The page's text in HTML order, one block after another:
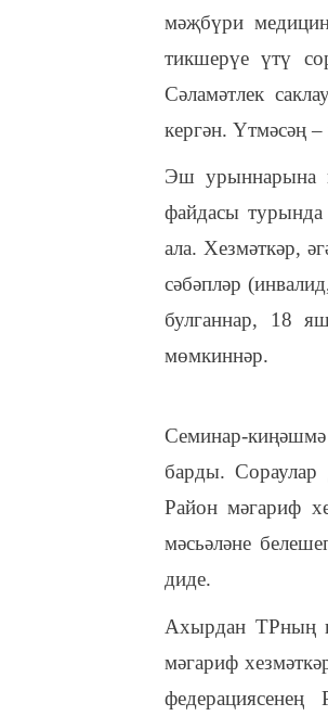
мәҗбүри
тикшерүе үтү
Сәламәтлек
кергән. Үтмәсәң
Эш урыннарына
файдасы турында
ала. Хезмәткәр,
сәбәпләр
булганнар, 18
мөмкиннәр.
Семинар-
барды. Сораулар
Район мәгариф
мәсьәләне
диде.
Ахырдан ТРның
мәгариф